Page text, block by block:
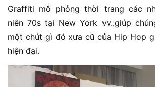
Graffiti mô phỏng thời trang các
niên 70s tại New York vv..giúp
một chút gì đó xưa cũ của Hip Hop
hiện đại.